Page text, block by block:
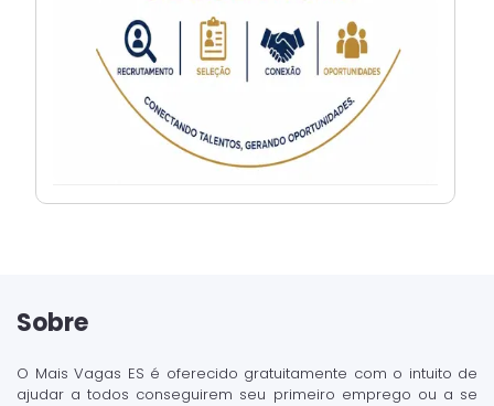
Sobre
O Mais Vagas ES é oferecido gratuitamente com o intuito de
ajudar a todos conseguirem seu primeiro emprego ou a se